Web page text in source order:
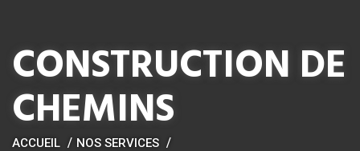
CONSTRUCTION DE
CHEMINS
ACCUEIL NOS SERVICES